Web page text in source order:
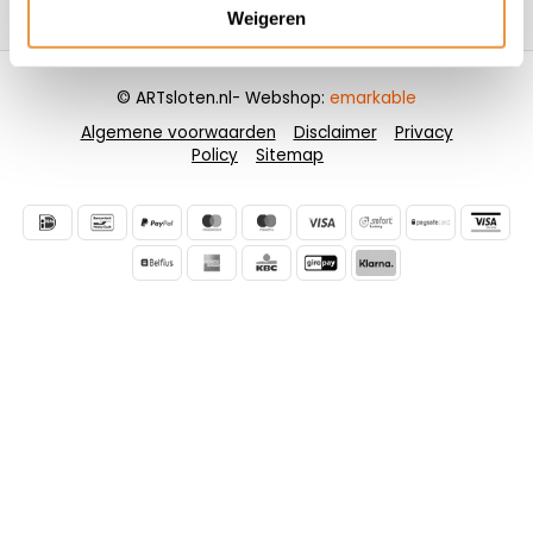
Weigeren
Contactgegevens
Algemene voorwaarden Disclaimer
Privacy
Policy
Sitemap
© ARTsloten.nl- Webshop: emarkable